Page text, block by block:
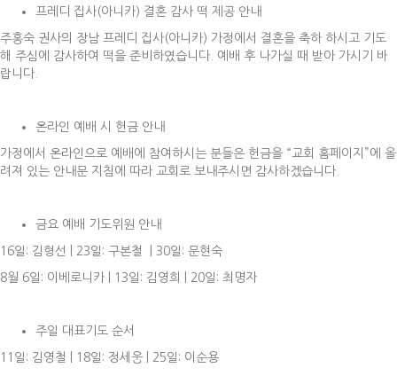
프레디 집사(아니카) 결혼 감사 떡 제공 안내
주홍숙 권사의 장남 프레디 집사(아니카) 가정에서 결혼을 축하 하시고 기도
해 주심에 감사하여 떡을 준비하였습니다. 예배 후 나가실 때 받아 가시기 바
랍니다.
온라인 예배 시 헌금 안내
가정에서 온라인으로 예배에 참여하시는 분들은 헌금을 “교회 홈페이지”에 올
려져 있는 안내문 지침에 따라 교회로 보내주시면 감사하겠습니다.
금요 예배 기도위원 안내
16일: 김형선 | 23일: 구본철 | 30일: 문현숙
8월 6일: 이베로니카 | 13일: 김영희 | 20일: 최명자
주일 대표기도 순서
11일: 김영철 | 18일: 정세웅 | 25일: 이순용